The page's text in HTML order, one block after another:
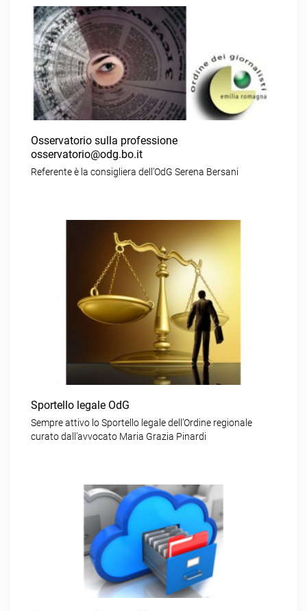
Osservatorio sulla professione
osservatorio@odg.bo.it
Referente è la consigliera dell’OdG Serena Bersani
Sportello legale OdG
Sempre attivo lo Sportello legale dell’Ordine regionale
curato dall’avvocato Maria Grazia Pinardi